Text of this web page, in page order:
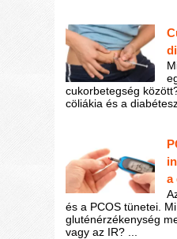
cukorbetegség
cöliákia és a
a
és a PCOS tünetei.
gluténérzékenység
vagy az IR? ...